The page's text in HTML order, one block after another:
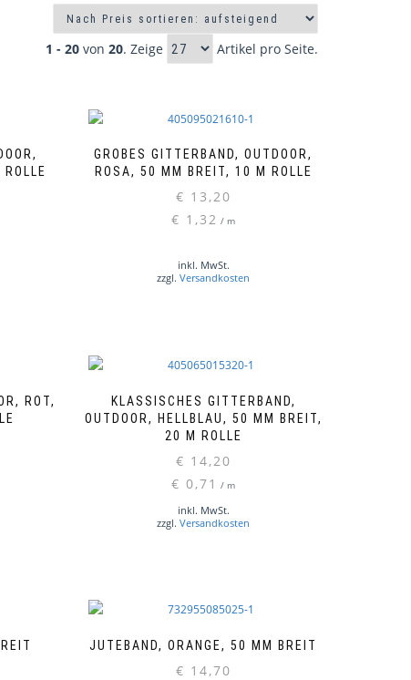
1 - 20 von 20. Zeige Artikel pro Seite.
GROBES GITTERBAND, OUTDOOR,
ROSA, 50 MM BREIT, 10 M ROLLE
€ 13,20
€ 1,32 / m
inkl. MwSt.
zzgl.Versandkosten
ROT,
KLASSISCHES GITTERBAND,
OUTDOOR, HELLBLAU, 50 MM BREIT,
20 M ROLLE
€ 14,20
€ 0,71 / m
inkl. MwSt.
zzgl.Versandkosten
JUTEBAND, ORANGE, 50 MM BREIT
€ 14,70